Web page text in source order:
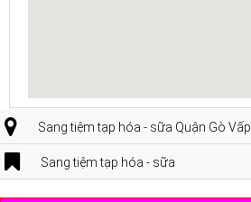
Sang tiệm tạp hóa - sữa Quận Gò Vấp
Sang tiệm tạp hóa - sữa